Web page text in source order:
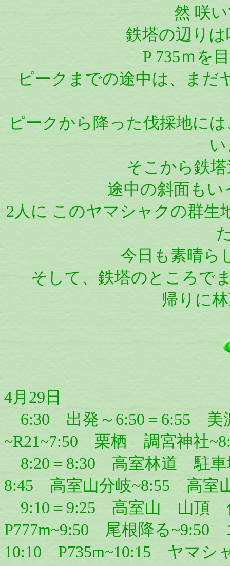
然 咲
鉄塔の辺り
P 735ｍを
ピークまでの途中は、まだ
ピークから降った伐採地に
そこから鉄
途中の斜面も
2人に このヤマシャクの群
今日も素晴ら
そして、鉄塔のところで
帰りに
4月29日
6:30 出発～6:50＝6:55 美
~R21~7:50 栗栖 調宮神社
8:20＝8:30 高室林道 駐車
8:45 高室山分岐~8:55 高室
9:10＝9:25 高室山 山頂
P777m~9:50 尾根降る~9:50
10:10 P735m~10:15 ヤマシ